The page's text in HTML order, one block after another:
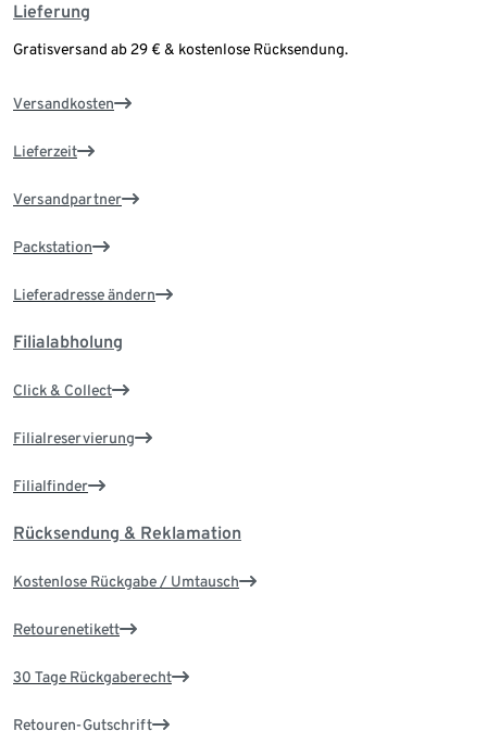
Lieferung
Gratisversand ab 29 € & kostenlose Rücksendung.
Versandkosten
Lieferzeit
Versandpartner
Packstation
Lieferadresse ändern
Filialabholung
Click & Collect
Filialreservierung
Filialfinder
Rücksendung & Reklamation
Kostenlose Rückgabe / Umtausch
Retourenetikett
30 Tage Rückgaberecht
Retouren-Gutschrift